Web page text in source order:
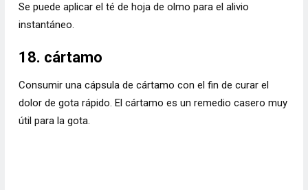
Se puede aplicar el té de hoja de olmo para el alivio
instantáneo.
18. cártamo
Consumir una cápsula de cártamo con el fin de curar el
dolor de gota rápido. El cártamo es un remedio casero muy
útil para la gota.